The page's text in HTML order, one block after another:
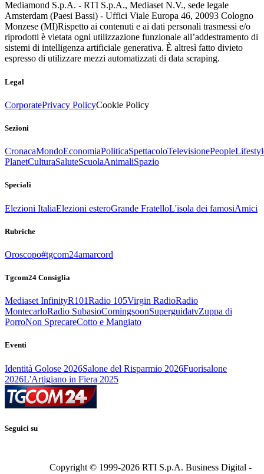
Mediamond S.p.A. - RTI S.p.A., Mediaset N.V., sede legale
Amsterdam (Paesi Bassi) - Uffici Viale Europa 46, 20093 Cologno
Monzese (MI)Rispetto ai contenuti e ai dati personali trasmessi e/o
riprodotti è vietata ogni utilizzazione funzionale all’addestramento di
sistemi di intelligenza artificiale generativa. È altresì fatto divieto
espresso di utilizzare mezzi automatizzati di data scraping.
Legal
CorporatePrivacy PolicyCookie Policy
Sezioni
CronacaMondoEconomiaPoliticaSpettacoloTelevisionePeople
PlanetCulturaSaluteScuolaAnimaliSpazio
Speciali
Elezioni ItaliaElezioni esteroGrande FratelloL'isola dei famosiAmici
Rubriche
Oroscopo#tgcom24amarcord
Tgcom24 Consiglia
Mediaset InfinityR101Radio 105Virgin RadioRadio
MontecarloRadio SubasioComingsoonSuperguidatvZuppa di
PorroNon SprecareCotto e Mangiato
Eventi
Identità Golose 2026Salone del Risparmio 2026Fuorisalone
2026L'Artigiano in Fiera 2025
Seguici su
Copyright © 1999-2026 RTI S.p.A. Business Digital -